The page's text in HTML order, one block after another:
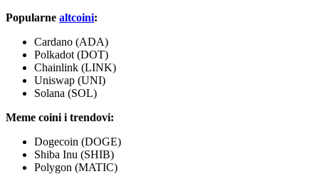
Popularne altcoini:
Cardano (ADA)
Polkadot (DOT)
Chainlink (LINK)
Uniswap (UNI)
Solana (SOL)
Meme coini i trendovi:
Dogecoin (DOGE)
Shiba Inu (SHIB)
Polygon (MATIC)